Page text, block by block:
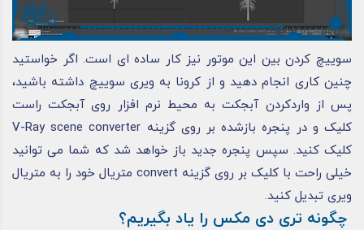
سوییچ‌ کردن بین این موتور نیز کار ساده‌ ای است. اگر خواستید
چنین کاری انجام دهید و از کرونا به ویری سوییچ داشته باشید،
پس‌ از واردکردن آبجکت به محیط نرم‌ افزار روی آبجکت راست
کلیک و در پنجره بازشده بر روی گزینه V-Ray scene converter
کلیک کنید. سپس پنجره جدید باز خواهد شد که شما می‌ توانید
خیلی راحت با کلیک بر روی گزینه convert متریال خود را به متریال
ویری تبدیل کنید.
چگونه تری دی مکس را یاد بگیریم؟